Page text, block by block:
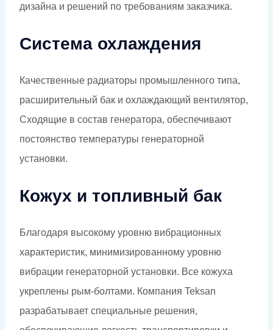
дизайна и решений по требованиям заказчика.
Система охлаждения
Качественные радиаторы промышленного типа,
расширительный бак и охлаждающий вентилятор,
Сходящие в состав генератора, обеспечивают
постоянство температуры генераторной
установки.
Кожух и топливный бак
Благодаря высокому уровню вибрационных
характеристик, минимизированному уровню
вибрации генераторной установки. Все кожуха
укреплены рым-болтами. Компания Teksan
разрабатывает специальные решения,